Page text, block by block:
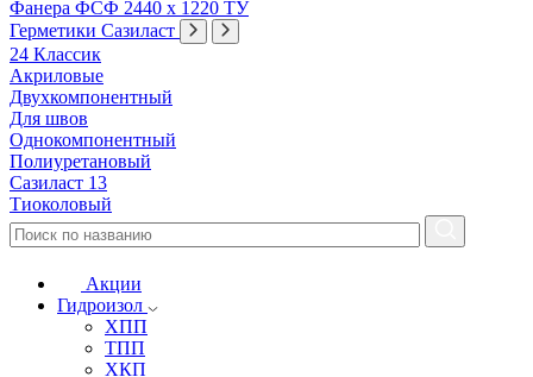
Фанера ФСФ 2440 х 1220 ТУ
Герметики Сазиласт
24 Классик
Акриловые
Двухкомпонентный
Для швов
Однокомпонентный
Полиуретановый
Сазиласт 13
Тиоколовый
Акции
Гидроизол
ХПП
ТПП
ХКП